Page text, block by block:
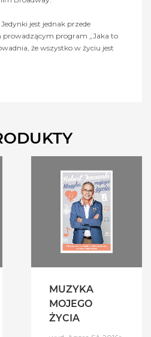
jest jednak przede
program „Jaka to
że wszystko w życiu jest
MUZYKA
MOJEGO
ŻYCIA